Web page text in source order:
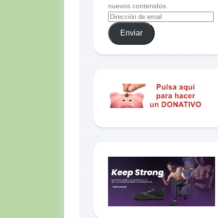
nuevos contenidos.
Enviar